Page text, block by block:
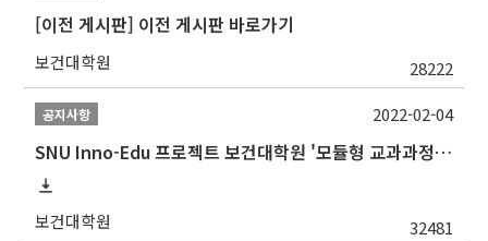
[이전 게시판] 이전 게시판 바로가기
보건대학원 28222
공지사항
SNU Inno-Edu 프로젝트 보건대학원 '모듈형 교과과정' 안내(revised 2022/2/28)
보건대학원 32481
2022-02-04